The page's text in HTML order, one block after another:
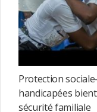
Protection
handicapées
sécurité familiale